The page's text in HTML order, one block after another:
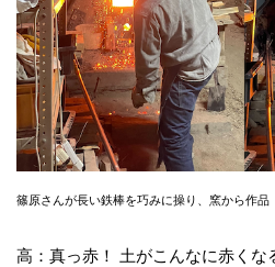
篠原さんが長い鉄棒を巧みに操り、窯から作品
高：真っ赤！ 土がこんなに赤くな